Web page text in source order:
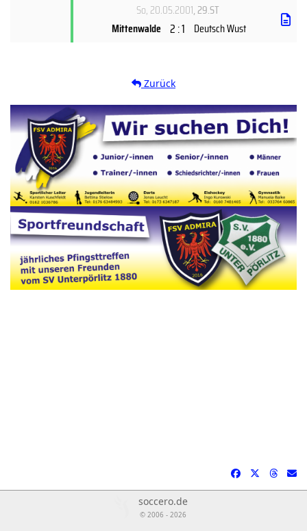
So, 20.05.2001, 29.ST
Mittenwalde 2 : 1 Deutsch Wust
Zurück
soccero.de
© 2006 - 2026